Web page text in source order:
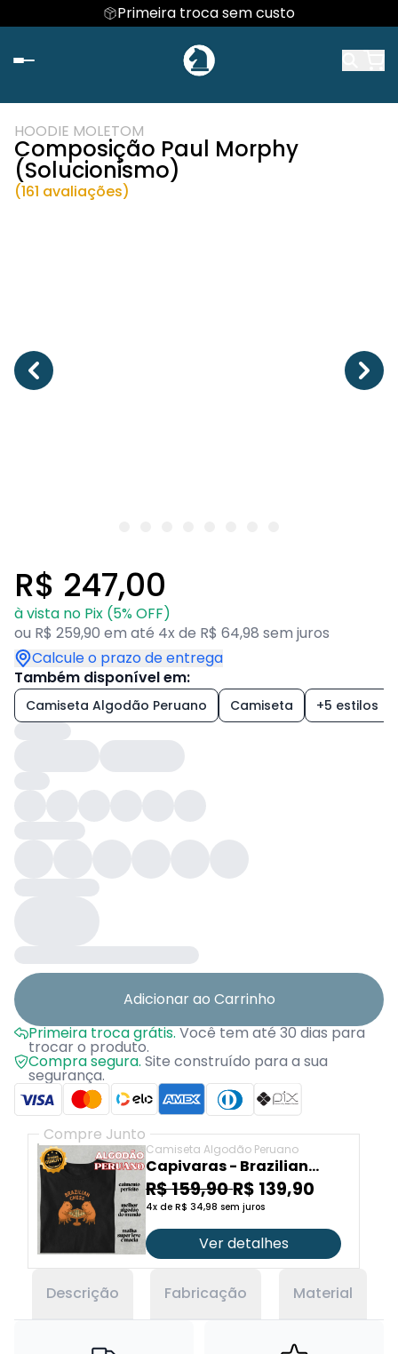
Primeira troca sem custo
HOODIE MOLETOM
Composição Paul Morphy
(Solucionismo)
(161 avaliações)
R$ 247,00
à vista no Pix (5% OFF)
ou R$ 259,90 em até 4x de R$ 64,98 sem juros
Calcule o prazo de entrega
Também disponível em:
Camiseta Algodão Peruano Camiseta +5 estilos
Adicionar ao Carrinho
Primeira troca grátis.Você tem até 30 dias para
trocar o produto.
Compra segura. Site construído para a sua
segurança.
Compre Junto
Camiseta Algodão Peruano
Capivaras - Brazilian
Chess
R$ 159,90R$ 139,90
4x de R$ 34,98 sem juros
Ver detalhes
Descrição Fabricação Material